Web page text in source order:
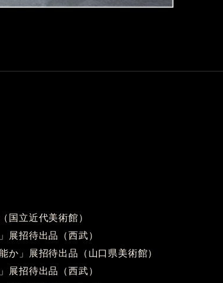
立近代美術館）
招待出品（西武）
」展招待出品（山口県美術館）
招待出品（西武）